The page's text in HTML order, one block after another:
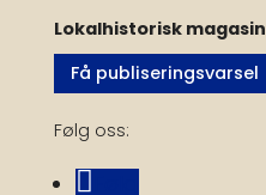
Lokalhistorisk magasin
Få publiseringsvarsel
Følg oss: